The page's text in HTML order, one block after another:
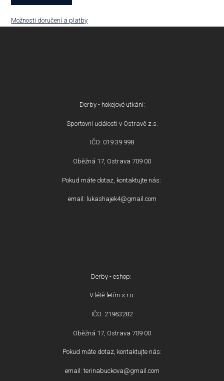
Možnosti doručení a platby
Derby - hokejové utkání:
Sportovní události v Ostravě z.s.
IČO: 019 39 998
Oběžná 17, Ostrava 709 00
Pokud máte dotaz, kontaktujte nás:
email: lukashajek4@gmail.com
Derby - eshop:
V létě letím s.r.o.
IČO: 21963282
Oběžná 17, Ostrava 709 00
Pokud máte dotaz, kontaktujte nás:
email: terinabuckova@gmail.com